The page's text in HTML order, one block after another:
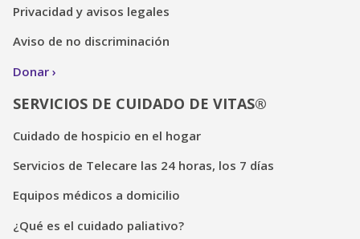
Privacidad y avisos legales
Aviso de no discriminación
Donar
SERVICIOS DE CUIDADO DE VITAS®
Cuidado de hospicio en el hogar
Servicios de Telecare las 24 horas, los 7 días
Equipos médicos a domicilio
¿Qué es el cuidado paliativo?